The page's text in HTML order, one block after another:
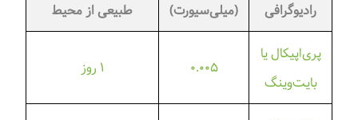
رادیوگرافی
(میلی‌سیورت)
طبیعی از محیط
پری‌اپیکال یا
بایت‌وینگ
۰.۰۰۵ ۱ روز